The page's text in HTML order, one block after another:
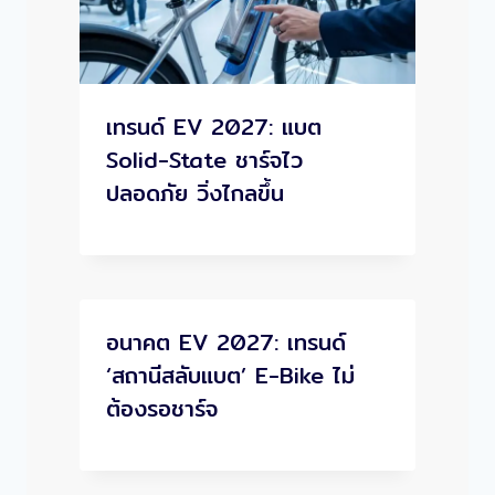
เทรนด์ EV 2027: แบต
Solid-State ชาร์จไว
ปลอดภัย วิ่งไกลขึ้น
อนาคต EV 2027: เทรนด์
‘สถานีสลับแบต’ E-Bike ไม่
ต้องรอชาร์จ